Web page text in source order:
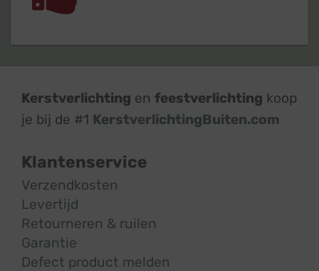
Kerstverlichting en feestverlichting koop
je bij de #1 KerstverlichtingBuiten.com
Klantenservice
Verzendkosten
Levertijd
Retourneren & ruilen
Garantie
Defect product melden